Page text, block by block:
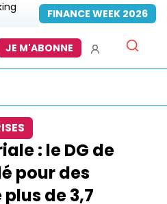
FINANCE WEEK 2026
JE M'ABONNE
: le DG de
pour des
de 3,7